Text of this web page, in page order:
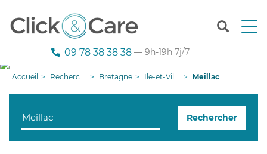
T
n
g
09 78 38 38 38 — 9h-19h 7j/7
Accueil Recherche aide à domicile Bretagne Ile-et-Vilaine Meillac
Rechercher